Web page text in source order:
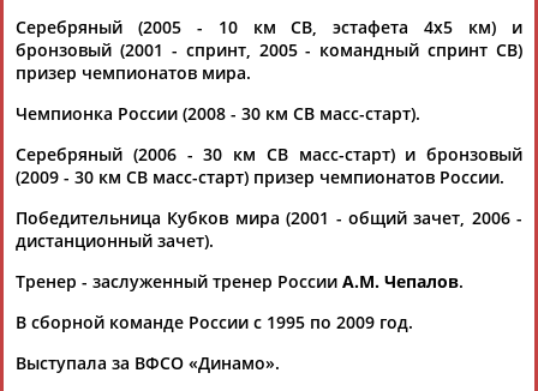
08.05.2025
Российские лыжницы выиграли эстафету на этапе Кубка
мира
...в Норвегии. В составе российской команды выступали
Ступак, Наталья Непряева, Татьяна Сорина,
Вероника... ..., Наталья Баранова, Евгения Медведева и
Юлия Чепалова . Следующий этап Кубка мира пройдет с 11
(Проект:Информационное агентство СТАДИОН)
05.12.2021
Российские лыжницы завоевали серебро в эстафете на
... В составе российской команды выступали Яна
Непряева.... ...году в финском Лахти (Ольга Данилова,
Серебряный (2005 - 10 км СВ, эстафета 4х5 км) и
бронзовый (2001 - спринт, 2005 - командный спринт СВ)
призер чемпионатов мира.
Чемпионка России (2008 - 30 км СВ масс-старт).
Серебряный (2006 - 30 км СВ масс-старт) и бронзовый
(2009 - 30 км СВ масс-старт) призер чемпионатов России.
Победительница Кубков мира (2001 - общий зачет, 2006 -
дистанционный зачет).
Тренер - заслуженный тренер России А.М. Чепалов.
В сборной команде России с 1995 по 2009 год.
Выступала за ВФСО «Динамо».